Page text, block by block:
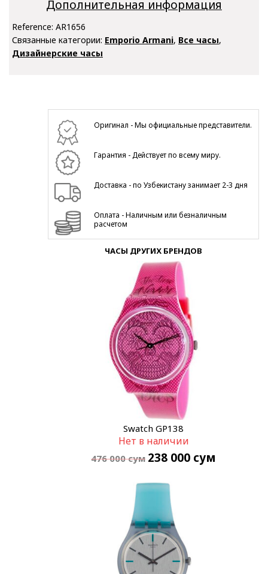
Дополнительная информация
Reference: AR1656
Связанные категории: Emporio Armani, Все часы,
Дизайнерские часы
Оригинал - Мы официальные представители.
Гарантия - Действует по всему миру.
Доставка - по Узбекистану занимает 2-3 дня
Оплата - Наличным или безналичным
расчетом
ЧАСЫ ДРУГИХ БРЕНДОВ
Swatch GP138
Нет в наличии
476 000сум 238 000 сум